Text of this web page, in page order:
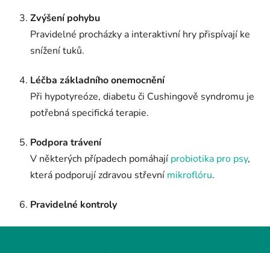
Zvýšení pohybu
Pravidelné procházky a interaktivní hry přispívají ke
snížení tuků.
Léčba základního onemocnění
Při hypotyreóze, diabetu či Cushingově syndromu je
potřebná specifická terapie.
Podpora trávení
V některých případech pomáhají probiotika pro psy,
která podporují zdravou střevní mikroflóru.
Pravidelné kontroly